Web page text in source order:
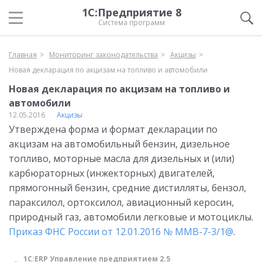
1С:Предприятие 8
Система программ
Главная Мониторинг законодательства
Акцизы
Новая декларация по акцизам на топливо и автомобили
Новая декларация по акцизам на топливо и
автомобили
12.05.2016 Акцизы
Утверждена форма и формат декларации по
акцизам на автомобильный бензин, дизельное
топливо, моторные масла для дизельных и (или)
карбюраторных (инжекторных) двигателей,
прямогонный бензин, средние дистилляты, бензол,
параксилол, ортоксилол‚ авиационный керосин,
природный газ, автомобили легковые и мотоциклы.
Приказ ФНС России от 12.01.2016 № ММВ-7-3/1@.
1С:ERP Управление предприятием 2.5